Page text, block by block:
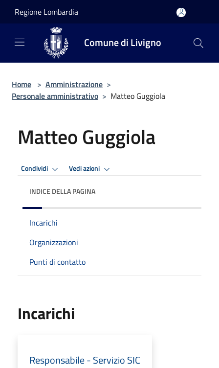
Regione Lombardia
Comune di Livigno
Home > Amministrazione >
Personale amministrativo > Matteo Guggiola
Matteo Guggiola
Condividi Vedi azioni
INDICE DELLA PAGINA
Incarichi
Organizzazioni
Punti di contatto
Incarichi
Responsabile - Servizio SIC